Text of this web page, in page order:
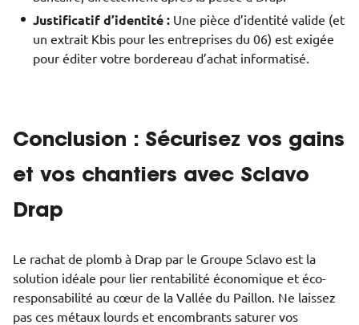
Justificatif d’identité : Une pièce d’identité valide (et
un extrait Kbis pour les entreprises du 06) est exigée
pour éditer votre bordereau d’achat informatisé.
Conclusion : Sécurisez vos gains
et vos chantiers avec Sclavo
Drap
Le rachat de plomb à Drap par le Groupe Sclavo est la
solution idéale pour lier rentabilité économique et éco-
responsabilité au cœur de la Vallée du Paillon. Ne laissez
pas ces métaux lourds et encombrants saturer vos